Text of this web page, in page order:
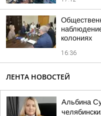
колониях
16:36
ЛЕНТА НОВОСТЕЙ
Альбина